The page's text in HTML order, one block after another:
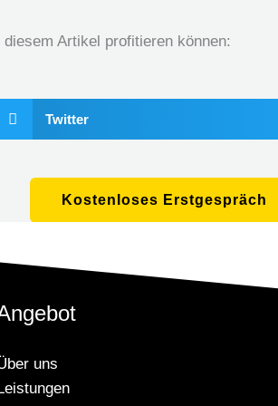
Artikel profitieren können:
Twitter
Kostenloses Erstgespräch
uns